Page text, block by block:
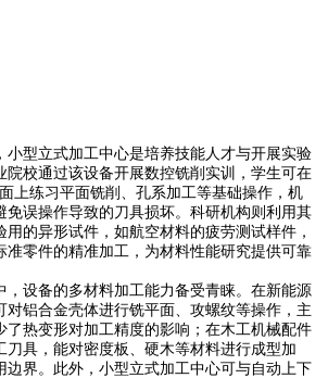
型立式加工中心是培养技能人才与开展实验
院校通过该设备开展数控铣削实训，学生可在
上练习平面铣削、孔系加工等基础操作，机
免误操作导致的刀具损坏。科研机构则利用其
的异形试件，如航空材料的疲劳测试样件，
准零件的精准加工，为材料性能研究提供可靠
设备的多材料加工能力备受青睐。在新能源
对铝合金壳体进行铣平面、攻螺纹等操作，主
了热变形对加工精度的影响；在木工机械配件
刀具，能对密度板、硬木等材料进行成型加
边界。此外，小型立式加工中心可与自动上下